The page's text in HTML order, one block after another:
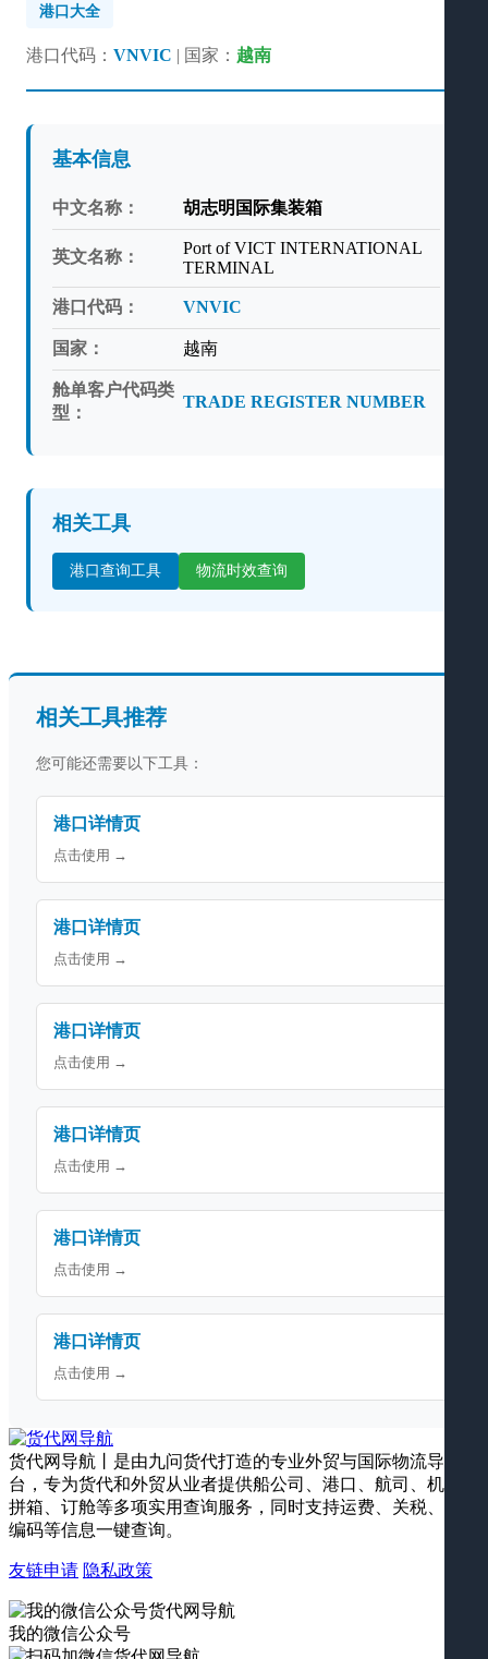
港口大全
港口代码： VNVIC | 国家： 越南
基本信息
中文名称： 胡志明国际集装箱
英文名称：
Port of VICT INTERNATIONAL
TERMINAL
港口代码： VNVIC
国家： 越南
舱单客户代码类
型：
TRADE REGISTER NUMBER
相关工具
港口查询工具 物流时效查询
相关工具推荐
您可能还需要以下工具：
港口详情页
点击使用 →
港口详情页
点击使用 →
港口详情页
点击使用 →
港口详情页
点击使用 →
港口详情页
点击使用 →
港口详情页
点击使用 →
货代网导航丨是由九问货代打造的专业外贸与国际物流导航平
台，专为货代和外贸从业者提供船公司、港口、航司、机场、
拼箱、订舱等多项实用查询服务，同时支持运费、关税、海关
编码等信息一键查询。
友链申请 隐私政策
我的微信公众号